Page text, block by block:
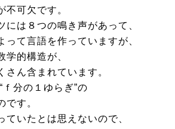
不可欠です。
には８つの鳴き声があって、
って言語を作っていますが、
学的構造が、
さん含まれています。
分の１ゆらぎ”の
です。
ていたとは思えないので、